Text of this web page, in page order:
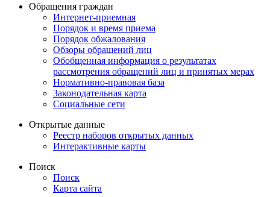
Обращения граждан
Интернет-приемная
Порядок и время приема
Порядок обжалования
Обзоры обращений лиц
Обобщенная информация о результатах
рассмотрения обращений лиц и принятых мерах
Нормативно-правовая база
Законодательная карта
Социальные сети
Открытые данные
Реестр наборов открытых данных
Интерактивные карты
Поиск
Поиск
Карта сайта